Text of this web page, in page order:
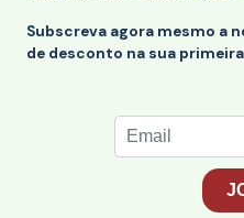
Subscreva agora mesmo a
de desconto na sua